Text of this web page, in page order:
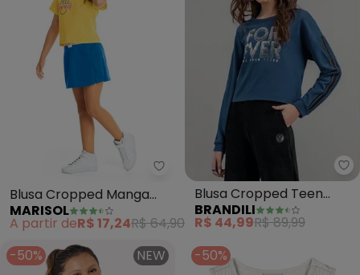
Marisol - Blusa Cropped
Blusa Cropped Manga
Curta Infantil (Amarelo)
MARISOL
A partir deR$ 17,24R$ 64,90
Blusa Cropped Teen
Menina em Malha (Azul)
BRANDILI
R$ 44,99R$ 89,99
-50%
NEW -50%